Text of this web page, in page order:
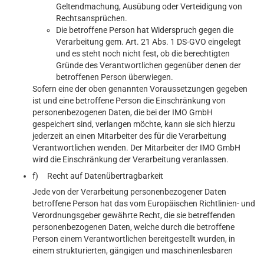
Geltendmachung, Ausübung oder Verteidigung von
Rechtsansprüchen.
Die betroffene Person hat Widerspruch gegen die
Verarbeitung gem. Art. 21 Abs. 1 DS-GVO eingelegt
und es steht noch nicht fest, ob die berechtigten
Gründe des Verantwortlichen gegenüber denen der
betroffenen Person überwiegen.
Sofern eine der oben genannten Voraussetzungen gegeben
ist und eine betroffene Person die Einschränkung von
personenbezogenen Daten, die bei der IMO GmbH
gespeichert sind, verlangen möchte, kann sie sich hierzu
jederzeit an einen Mitarbeiter des für die Verarbeitung
Verantwortlichen wenden. Der Mitarbeiter der IMO GmbH
wird die Einschränkung der Verarbeitung veranlassen.
f) Recht auf Datenübertragbarkeit
Jede von der Verarbeitung personenbezogener Daten
betroffene Person hat das vom Europäischen Richtlinien- und
Verordnungsgeber gewährte Recht, die sie betreffenden
personenbezogenen Daten, welche durch die betroffene
Person einem Verantwortlichen bereitgestellt wurden, in
einem strukturierten, gängigen und maschinenlesbaren